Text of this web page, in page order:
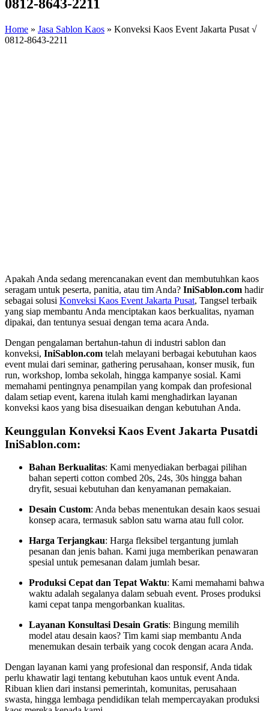
0812-8643-2211
Home » Jasa Sablon Kaos » Konveksi Kaos Event Jakarta Pusat √
0812-8643-2211
Apakah Anda sedang merencanakan event dan membutuhkan kaos
seragam untuk peserta, panitia, atau tim Anda? IniSablon.com hadir
sebagai solusi Konveksi Kaos Event Jakarta Pusat, Tangsel terbaik
yang siap membantu Anda menciptakan kaos berkualitas, nyaman
dipakai, dan tentunya sesuai dengan tema acara Anda.
Dengan pengalaman bertahun-tahun di industri sablon dan
konveksi, IniSablon.com telah melayani berbagai kebutuhan kaos
event mulai dari seminar, gathering perusahaan, konser musik, fun
run, workshop, lomba sekolah, hingga kampanye sosial. Kami
memahami pentingnya penampilan yang kompak dan profesional
dalam setiap event, karena itulah kami menghadirkan layanan
konveksi kaos yang bisa disesuaikan dengan kebutuhan Anda.
Keunggulan Konveksi Kaos Event Jakarta Pusatdi
IniSablon.com:
Bahan Berkualitas: Kami menyediakan berbagai pilihan
bahan seperti cotton combed 20s, 24s, 30s hingga bahan
dryfit, sesuai kebutuhan dan kenyamanan pemakaian.
Desain Custom: Anda bebas menentukan desain kaos sesuai
konsep acara, termasuk sablon satu warna atau full color.
Harga Terjangkau: Harga fleksibel tergantung jumlah
pesanan dan jenis bahan. Kami juga memberikan penawaran
spesial untuk pemesanan dalam jumlah besar.
Produksi Cepat dan Tepat Waktu: Kami memahami bahwa
waktu adalah segalanya dalam sebuah event. Proses produksi
kami cepat tanpa mengorbankan kualitas.
Layanan Konsultasi Desain Gratis: Bingung memilih
model atau desain kaos? Tim kami siap membantu Anda
menemukan desain terbaik yang cocok dengan acara Anda.
Dengan layanan kami yang profesional dan responsif, Anda tidak
perlu khawatir lagi tentang kebutuhan kaos untuk event Anda.
Ribuan klien dari instansi pemerintah, komunitas, perusahaan
swasta, hingga lembaga pendidikan telah mempercayakan produksi